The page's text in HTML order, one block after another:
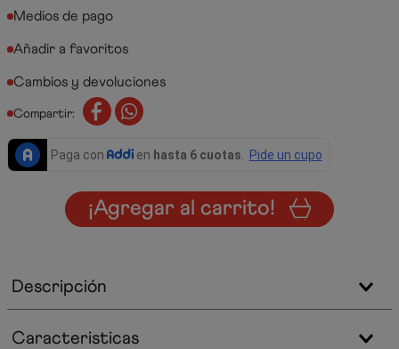
Medios de pago
Cambios y devoluciones
Compartir:
¡Agregar al carrito!
Descripción
Caracteristicas